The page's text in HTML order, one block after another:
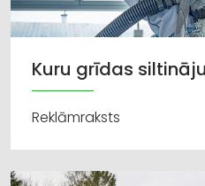
Kuru grīdas
Reklāmraksts